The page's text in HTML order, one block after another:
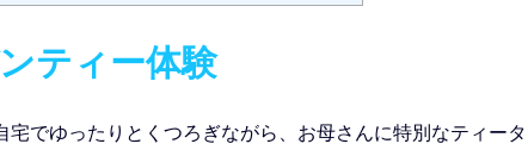
ティー体験
でゆったりとくつろぎながら、お母さんに特別なティータ